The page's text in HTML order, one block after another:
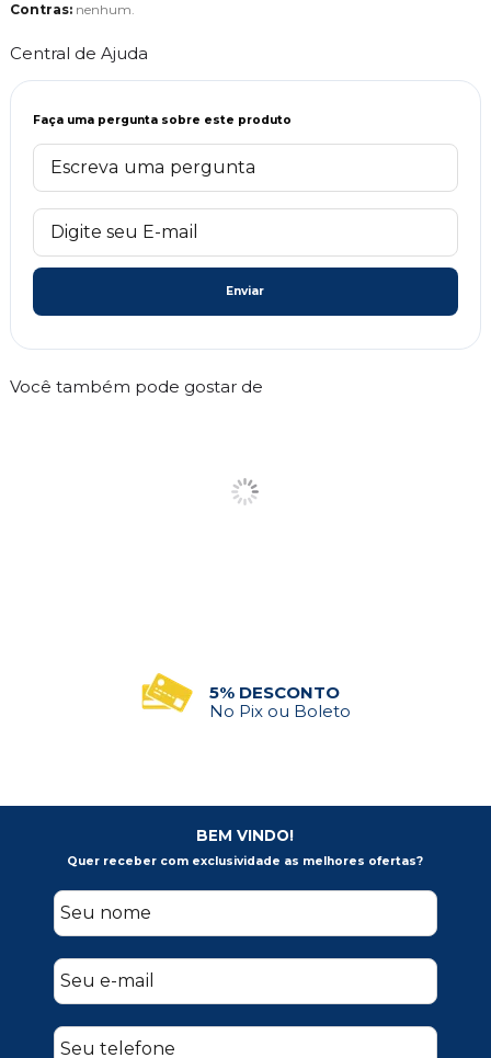
Contras: nenhum.
Central de Ajuda
Faça uma pergunta sobre este produto
Enviar
Você também pode gostar de
5% DESCONTO
No Pix ou Boleto
BEM VINDO!
Quer receber com exclusividade as melhores ofertas?